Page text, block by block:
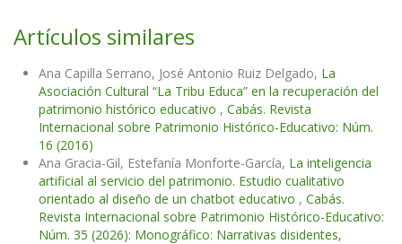
Artículos similares
Ana Capilla Serrano, José Antonio Ruiz Delgado, La
Asociación Cultural “La Tribu Educa” en la recuperación del
patrimonio histórico educativo , Cabás. Revista
Internacional sobre Patrimonio Histórico-Educativo: Núm.
16 (2016)
Ana Gracia-Gil, Estefanía Monforte-García, La inteligencia
artificial al servicio del patrimonio. Estudio cualitativo
orientado al diseño de un chatbot educativo , Cabás.
Revista Internacional sobre Patrimonio Histórico-Educativo:
Núm. 35 (2026): Monográfico: Narrativas disidentes,